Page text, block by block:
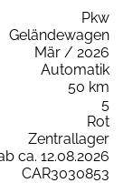
Pkw
Geländewagen
Mär / 2026
Automatik
50 km
5
Rot
Zentrallager
ca. 12.08.2026
CAR3030853